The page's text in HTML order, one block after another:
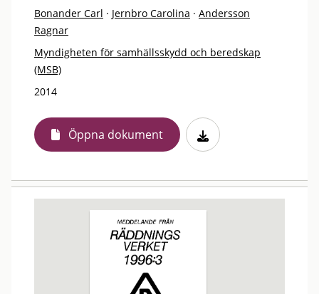
Bonander Carl · Jernbro Carolina · Andersson
Ragnar
Myndigheten för samhällsskydd och beredskap
(MSB)
2014
Öppna dokument